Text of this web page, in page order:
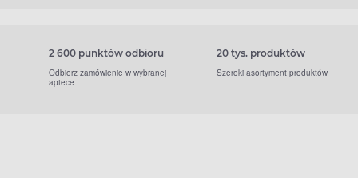
2 600 punktów odbioru
Odbierz zamówienie w wybranej
aptece
20 tys. produktów
Szeroki asortyment produktów